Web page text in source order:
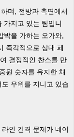
며, 전방과 측면에서
가지고 있는 팀입니
박을 가하는 오가와,
즉각적으로 상대 페
결정적인 찬스를 만
원 숫자를 유지한 채
우위를 지니고 있습
인 간격 문제가 네이